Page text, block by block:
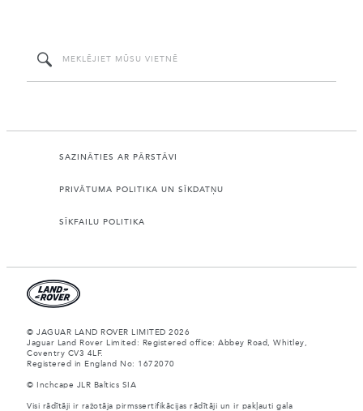
SAZINĀTIES AR PĀRSTĀVI
PRIVĀTUMA POLITIKA UN SĪKDATŅU
SĪKFAILU POLITIKA
© JAGUAR LAND ROVER LIMITED 2026
Jaguar Land Rover Limited: Registered office: Abbey Road, Whitley,
Coventry CV3 4LF.
Registered in England No: 1672070
© Inchcape JLR Baltics SIA
Visi rādītāji ir ražotāja pirmssertifikācijas rādītāji un ir pakļauti gala